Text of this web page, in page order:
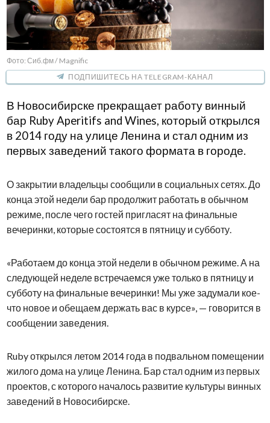
Фото: Сиб.фм / Magnific
ПОДПИШИТЕСЬ НА TELEGRAM-КАНАЛ
В Новосибирске прекращает работу винный
бар Ruby Aperitifs and Wines, который открылся
в 2014 году на улице Ленина и стал одним из
первых заведений такого формата в городе.
О закрытии владельцы сообщили в социальных сетях. До
конца этой недели бар продолжит работать в обычном
режиме, после чего гостей пригласят на финальные
вечеринки, которые состоятся в пятницу и субботу.
«Работаем до конца этой недели в обычном режиме. А на
следующей неделе встречаемся уже только в пятницу и
субботу на финальные вечеринки! Мы уже задумали кое-
что новое и обещаем держать вас в курсе», — говорится в
сообщении заведения.
Ruby открылся летом 2014 года в подвальном помещении
жилого дома на улице Ленина. Бар стал одним из первых
проектов, с которого началось развитие культуры винных
заведений в Новосибирске.